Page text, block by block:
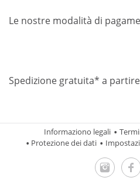
Le nostre modalità di
Spedizione gratuita* a
Informaziono legali
Protezione dei dati